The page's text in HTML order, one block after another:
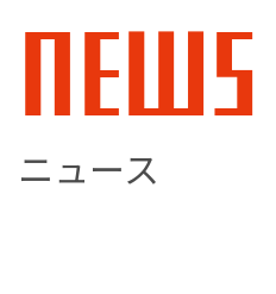
NEWS
ニュース